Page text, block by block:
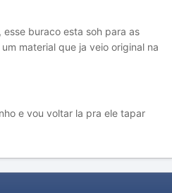
buraco esta soh para as
material que ja veio original na
e vou voltar la pra ele tapar